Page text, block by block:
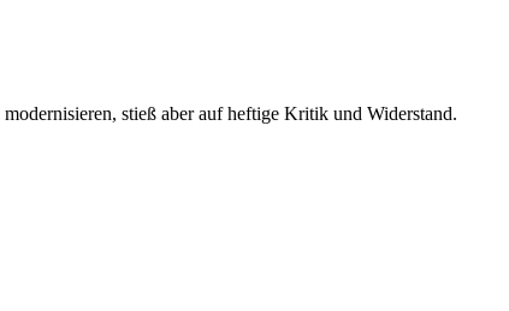
stieß aber auf heftige Kritik und Widerstand.